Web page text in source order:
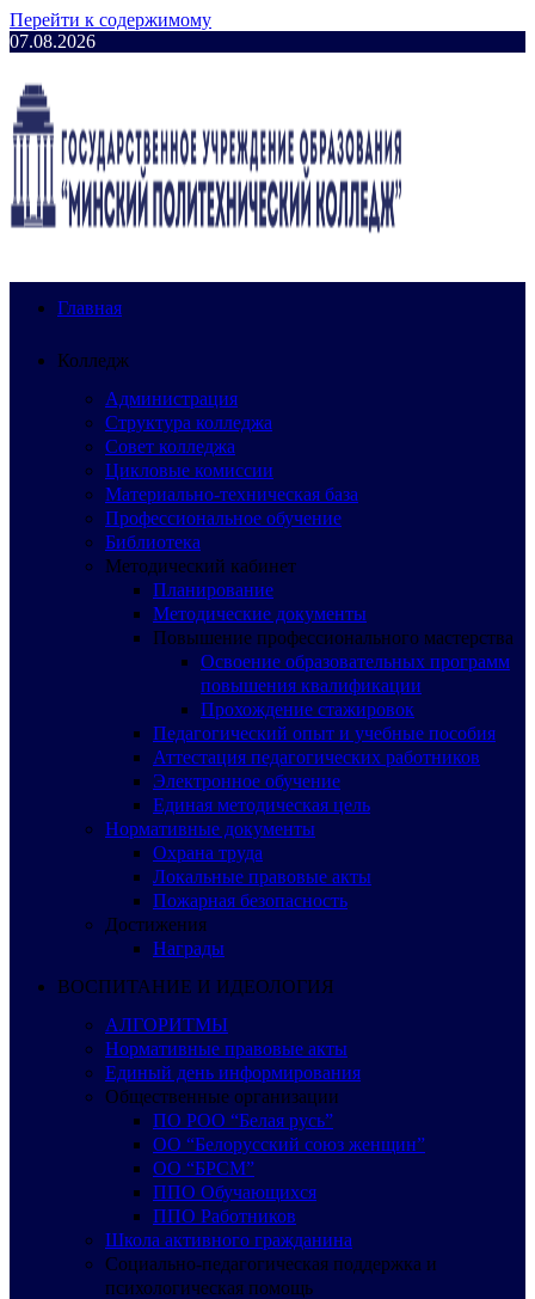
Перейти к содержимому
07.08.2026
Главная
Колледж
Администрация
Структура колледжа
Совет колледжа
Цикловые комиссии
Материально-техническая база
Профессиональное обучение
Библиотека
Методический кабинет
Планирование
Методические документы
Повышение профессионального мастерства
Освоение образовательных программ
повышения квалификации
Прохождение стажировок
Педагогический опыт и учебные пособия
Аттестация педагогических работников
Электронное обучение
Единая методическая цель
Нормативные документы
Охрана труда
Локальные правовые акты
Пожарная безопасность
Достижения
Награды
ВОСПИТАНИЕ И ИДЕОЛОГИЯ
АЛГОРИТМЫ
Нормативные правовые акты
Единый день информирования
Общественные организации
ПО РОО “Белая русь”
ОО “Белорусский союз женщин”
ОО “БРСМ”
ППО Обучающихся
ППО Работников
Школа активного гражданина
Социально-педагогическая поддержка и
психологическая помощь